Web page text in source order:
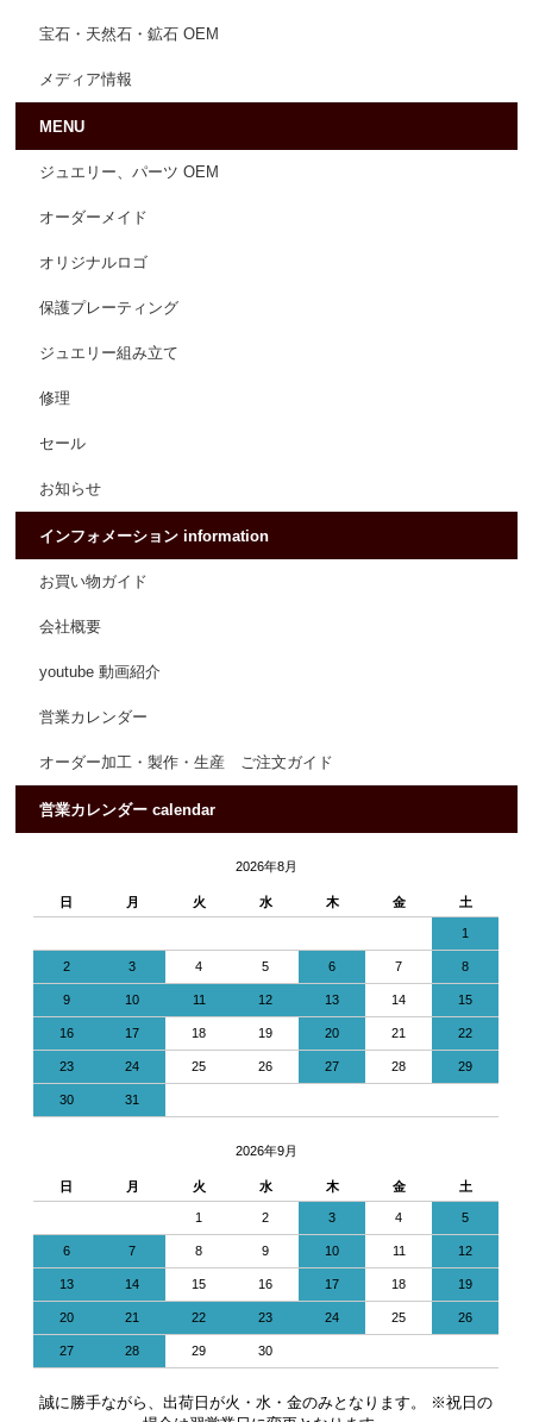
宝石・天然石・鉱石 OEM
メディア情報
MENU
ジュエリー、パーツ OEM
オーダーメイド
オリジナルロゴ
保護プレーティング
ジュエリー組み立て
修理
セール
お知らせ
インフォメーション information
お買い物ガイド
会社概要
youtube 動画紹介
営業カレンダー
オーダー加工・製作・生産 ご注文ガイド
営業カレンダー calendar
2026年8月
日 月 火 水 木 金 土
1
2 3 4 5 6 7 8
9 10 11 12 13 14 15
16 17 18 19 20 21 22
23 24 25 26 27 28 29
30 31
2026年9月
日 月 火 水 木 金 土
1 2 3 4 5
6 7 8 9 10 11 12
13 14 15 16 17 18 19
20 21 22 23 24 25 26
27 28 29 30
誠に勝手ながら、出荷日が火・水・金のみとなります。 ※祝日の